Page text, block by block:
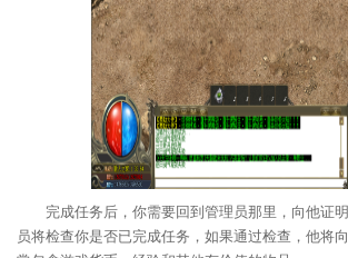
完成任务后，你需要回到管理员那里，向他证
员将检查你是否已完成任务，如果通过检查，他将